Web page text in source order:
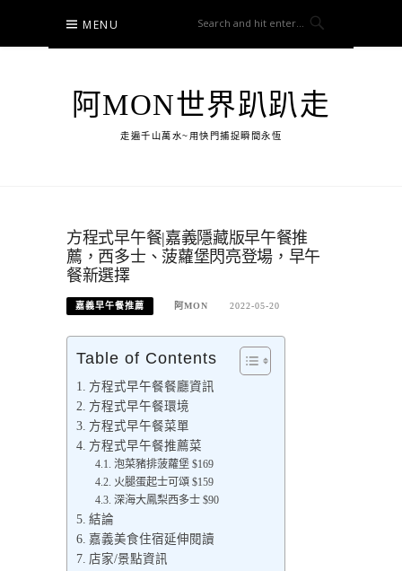
content
MENU
阿MON世界趴趴走
走遍千山萬水~用快門捕捉瞬間永恆
方程式早午餐|嘉義隱藏版早午餐推
薦，西多士、菠蘿堡閃亮登場，早午
餐新選擇
嘉義早午餐推薦 阿MON 2022-05-20
Table of Contents
方程式早午餐餐廳資訊
方程式早午餐環境
方程式早午餐菜單
方程式早午餐推薦菜
泡菜豬排菠蘿堡 $169
火腿蛋起士可頌 $159
深海大鳳梨西多士 $90
結論
嘉義美食住宿延伸閱讀
店家/景點資訊